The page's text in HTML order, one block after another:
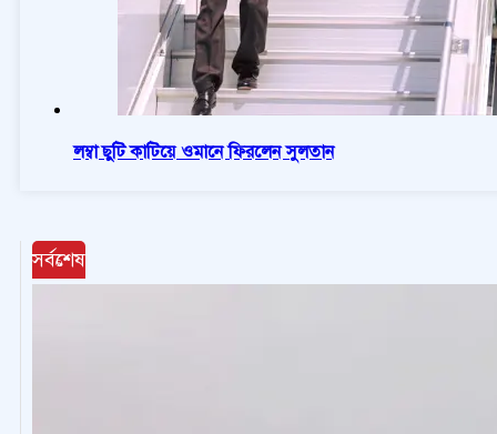
লম্বা ছুটি কাটিয়ে ওমানে ফিরলেন সুলতান
সর্বশেষ